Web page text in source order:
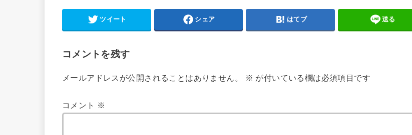
ツイート シェア はてブ 送る
コメントを残す
メールアドレスが公開されることはありません。 ※ が付いている欄は必須項目です
コメント ※